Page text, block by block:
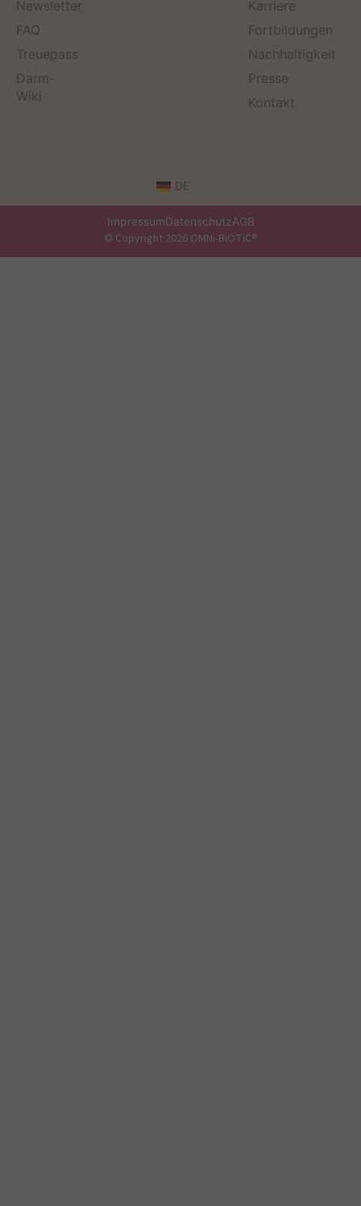
Newsletter
FAQ
Treuepass
Darm-
Wiki
Karriere
Fortbildungen
Nachhaltigkeit
Presse
Kontakt
DE
ImpressumDatenschutzAGB
© Copyright 2026 OMNi-BiOTiC®